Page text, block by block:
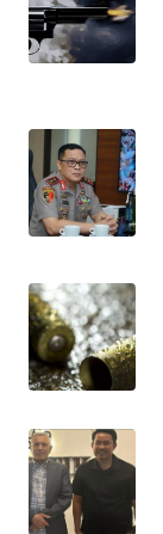
DISCLAIMER
Wahana
News
Regional
WN
WN
JAKARTA
JABAR
WN
BANTEN